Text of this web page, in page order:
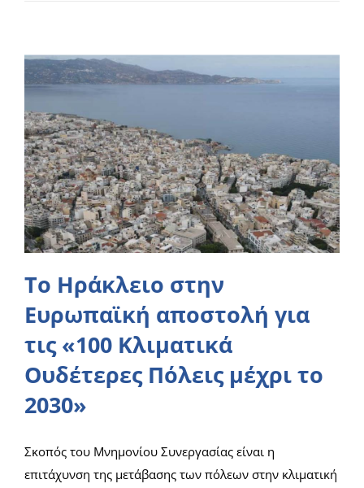
Το Ηράκλειο στην
Ευρωπαϊκή αποστολή για
τις «100 Κλιματικά
Ουδέτερες Πόλεις μέχρι το
2030»
Σκοπός του Μνημονίου Συνεργασίας είναι η
επιτάχυνση της μετάβασης των πόλεων στην κλιματική